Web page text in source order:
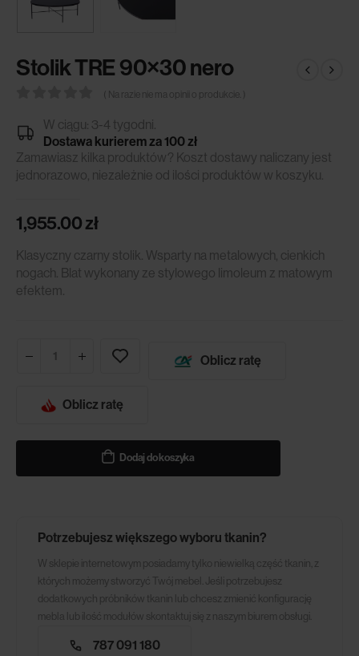
Stolik TRE 90×30 nero
( Na razie nie ma opinii o produkcie. )
W ciągu: 3-4 tygodni.
Dostawa kurierem za 100 zł
Zamawiasz kilka produktów? Koszt dostawy naliczany jest
jednorazowo, niezależnie od ilości produktów w koszyku.
1,955.00zł
Klasyczny czarny stolik. Wsparty na metalowych, cienkich
nogach. Blat wykonany ze stylowego limoleum z matowym
efektem.
Oblicz ratę
Oblicz ratę
Dodaj do koszyka
Potrzebujesz większego wyboru tkanin?
W sklepie internetowym posiadamy tylko niewielką część tkanin, z
których możemy stworzyć Twój mebel. Jeśli potrzebujesz
dodatkowych próbników tkanin lub chcesz zmienić konfigurację
mebla lub ilość modułów skontaktuj się z naszym biurem obsługi.
787 091 180